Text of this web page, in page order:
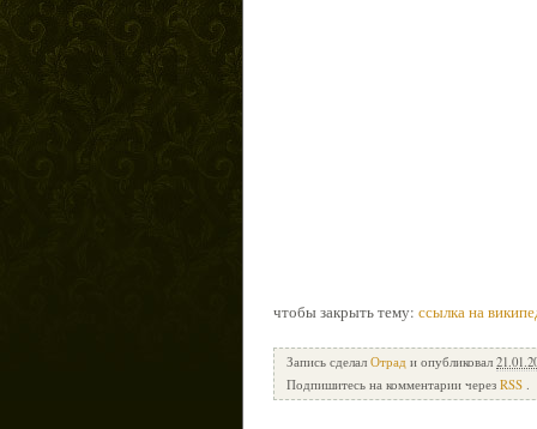
чтобы закрыть тему: ссылка на
Запись сделал Отрад и опубликовал
Подпишитесь на комментарии через RSS .